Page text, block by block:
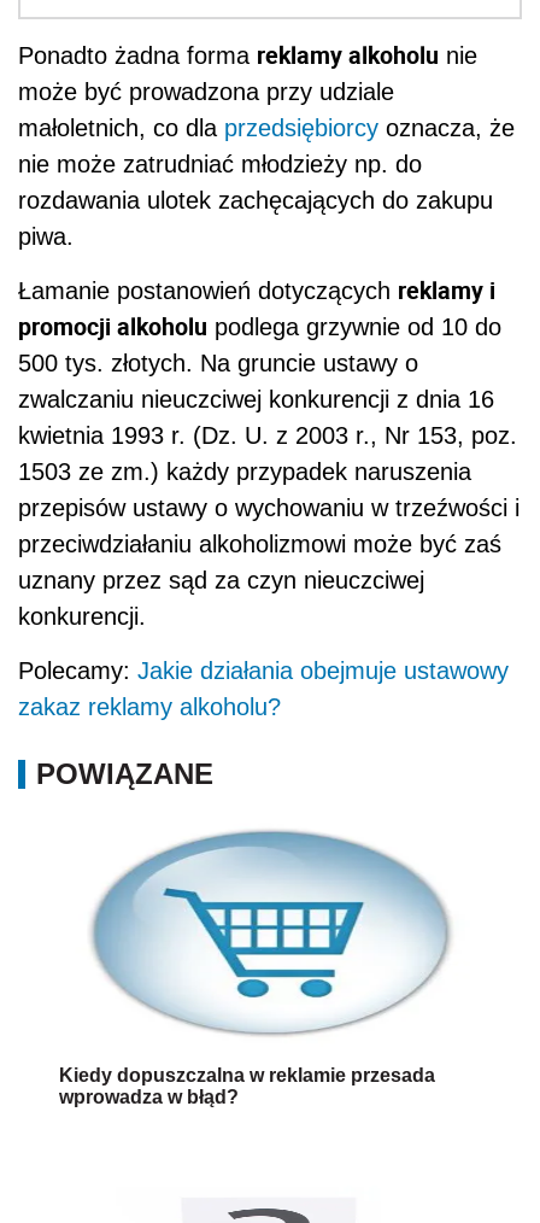
Ponadto żadna forma reklamy alkoholu nie
może być prowadzona przy udziale
małoletnich, co dla przedsiębiorcy oznacza, że
nie może zatrudniać młodzieży np. do
rozdawania ulotek zachęcających do zakupu
piwa.
Łamanie postanowień dotyczących reklamy i
promocji alkoholu podlega grzywnie od 10 do
500 tys. złotych. Na gruncie ustawy o
zwalczaniu nieuczciwej konkurencji z dnia 16
kwietnia 1993 r. (Dz. U. z 2003 r., Nr 153, poz.
1503 ze zm.) każdy przypadek naruszenia
przepisów ustawy o wychowaniu w trzeźwości i
przeciwdziałaniu alkoholizmowi może być zaś
uznany przez sąd za czyn nieuczciwej
konkurencji.
Polecamy: Jakie działania obejmuje ustawowy
zakaz reklamy alkoholu?
POWIĄZANE
Kiedy dopuszczalna w reklamie przesada
wprowadza w błąd?